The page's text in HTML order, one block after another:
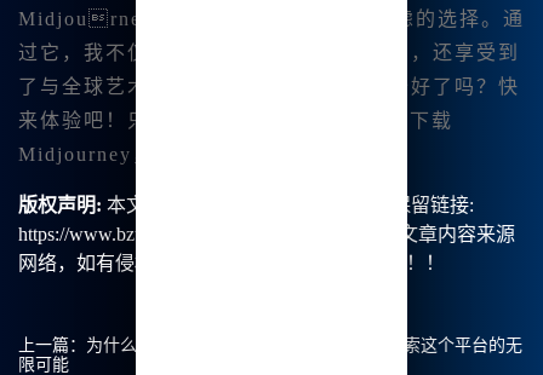
Midjourney中文版绝对是一个值得考虑的选择。通
过它，我不仅提升了自己的艺术创作能力，还享受到
了与全球艺术家分享作品的乐趣。你准备好了吗？快
来体验吧！只需访问
，轻松下载
Midjourney，开启你的艺术之旅！
版权声明: 本文由【B族智能】原创，转载请保留链接:
https://www.bzu.cn/news/show/9058.html，部分文章内容来源
网络，如有侵权请联系我们删除处理。谢谢！！！
上一篇： 为什么选择Midjourney中文绘画班？深入探索这个平台的无
限可能